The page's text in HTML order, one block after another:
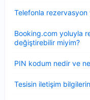
Telefonla
Booking.com yoluyla
değiştirebilir miyim?
PIN kodum nedir ve
Tesisin iletişim